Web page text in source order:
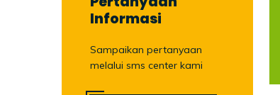
Informasi
Sampaikan pertanyaan
melalui sms center kami